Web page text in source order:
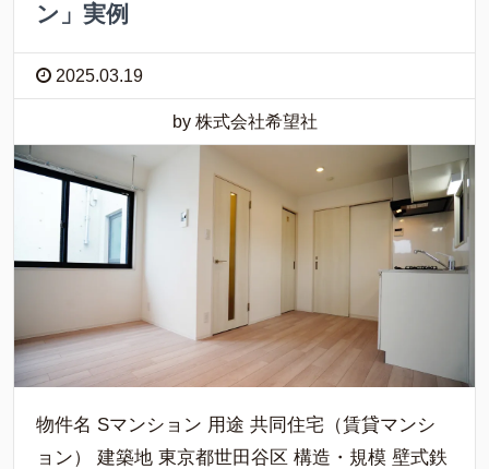
ン」実例
2025.03.19
by 株式会社希望社
物件名 Sマンション 用途 共同住宅（賃貸マンシ
ョン） 建築地 東京都世田谷区 構造・規模 壁式鉄